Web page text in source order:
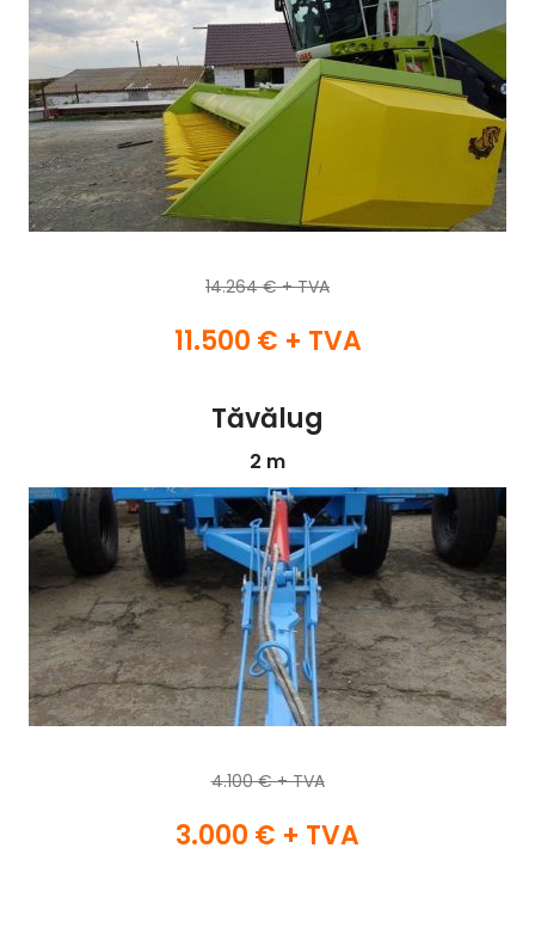
14.264 € + TVA
11.500 € + TVA
Tăvălug
2 m
4.100 € + TVA
3.000 € + TVA